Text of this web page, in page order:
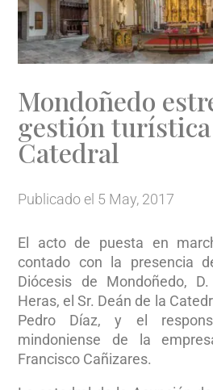
Mondoñedo
gestión turística
Catedral
Publicado el 5 May, 2017
El acto de puesta en
contado con la presencia
Diócesis de Mondoñedo,
Heras, el Sr. Deán de la
Pedro Díaz, y el
mindoniense de la
Francisco Cañizares.